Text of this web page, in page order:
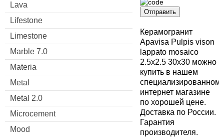
Lava
Lifestone
Limestone
Marble 7.0
Materia
Metal
Metal 2.0
Microcement
Mood
Отправить
Керамогранит
Apavisa Pulpis vison
lappato mosaico
2.5x2.5 30x30 можно
купить в нашем
специализированном
интернет магазине
по хорошей цене.
Доставка по России.
Гарантия
производителя.